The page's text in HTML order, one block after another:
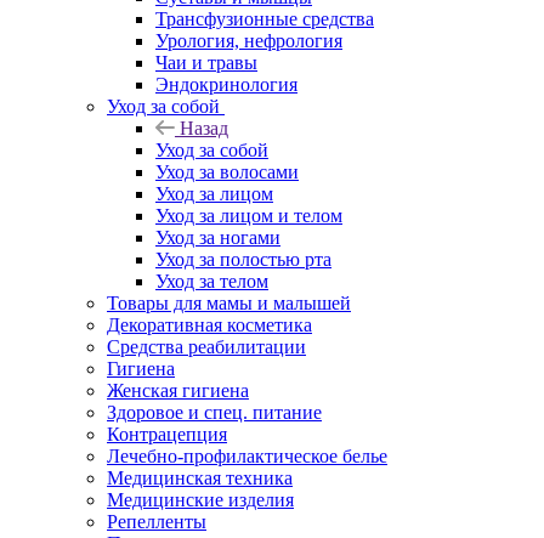
Трансфузионные средства
Урология, нефрология
Чаи и травы
Эндокринология
Уход за собой
Назад
Уход за собой
Уход за волосами
Уход за лицом
Уход за лицом и телом
Уход за ногами
Уход за полостью рта
Уход за телом
Товары для мамы и малышей
Декоративная косметика
Средства реабилитации
Гигиена
Женская гигиена
Здоровое и спец. питание
Контрацепция
Лечебно-профилактическое белье
Медицинская техника
Медицинские изделия
Репелленты